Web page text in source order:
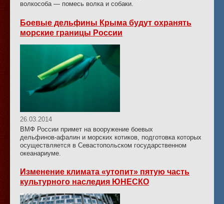
волкособа — помесь волка и собаки.
Боевые дельфины Крыма будут охранять
морские границы России
26.03.2014
ВМФ России примет на вооружение боевых
дельфинов-афалин и морских котиков, подготовка которых
осуществляется в Севастопольском государственном
океанариуме.
Изменение климата «утопит» пятую часть
культурного наследия ЮНЕСКО